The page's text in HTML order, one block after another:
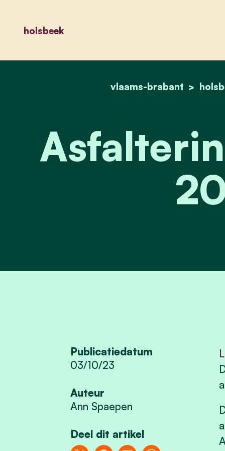
holsbeek
vlaams-brabant
Publicatiedatum
03/10/23
Auteur
Ann Spaepen
Deel dit artikel